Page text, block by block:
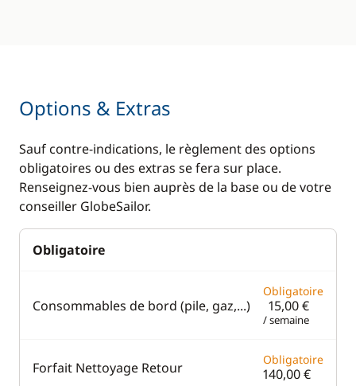
Options & Extras
Sauf contre-indications, le règlement des options
obligatoires ou des extras se fera sur place.
Renseignez-vous bien auprès de la base ou de votre
conseiller GlobeSailor.
Obligatoire
Consommables de bord (pile, gaz,...)
Obligatoire
15,00 €
/ semaine
Forfait Nettoyage Retour Obligatoire
140,00 €